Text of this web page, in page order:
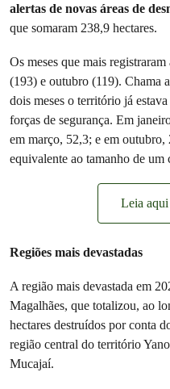
alertas de novas áreas de
que somaram 238,9 hectares.
Os meses que mais
(193) e outubro (119). Chama
dois meses o território já
forças de segurança. Em
em março, 52,3; e em outubro,
equivalente ao tamanho de um
Leia aqui
Regiões mais devastadas
A região mais devastada em
Magalhães, que totalizou, ao
hectares destruídos por conta
região central do território
Mucajaí.